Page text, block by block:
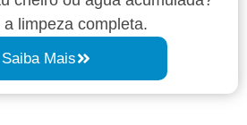
a limpeza completa.
Saiba Mais